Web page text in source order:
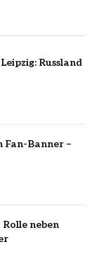
Russland
Fan-Banner –
neben